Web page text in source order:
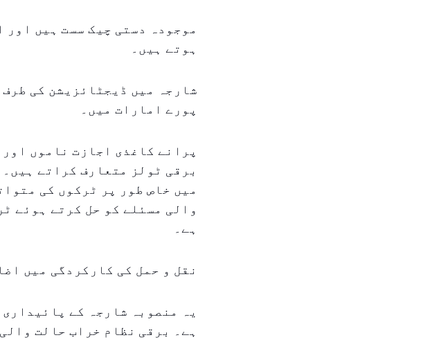
موجودہ دستی چیک سست ہیں
ہوتے ہیں۔
شارجہ میں ڈیجٹائزیشن کی
پورے امارات میں۔
پرانے کاغذی اجازت ناموں
برقی ٹولز متعارف کراتے
میں خاص طور پر ٹرکوں کی
والی مسئلے کو حل کرتے ہوئے
ہے۔
نقل و حمل کی کارکردگی میں
یہ منصوبہ شارجہ کے
ہے۔ برقی نظام خراب حالت